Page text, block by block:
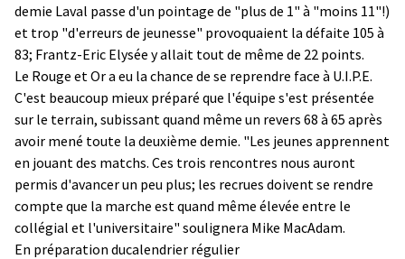
demie Laval passe d'un pointage de "plus de 1" à "moins 11"!)
et trop "d'erreurs de jeunesse" provoquaient la défaite 105 à
83; Frantz-Eric Elysée y allait tout de même de 22 points.
Le Rouge et Or a eu la chance de se reprendre face à U.I.P.E.
C'est beaucoup mieux préparé que l'équipe s'est présentée
sur le terrain, subissant quand même un revers 68 à 65 après
avoir mené toute la deuxième demie. "Les jeunes apprennent
en jouant des matchs. Ces trois rencontres nous auront
permis d'avancer un peu plus; les recrues doivent se rendre
compte que la marche est quand même élevée entre le
collégial et l'universitaire" soulignera Mike MacAdam.
En préparation ducalendrier régulier